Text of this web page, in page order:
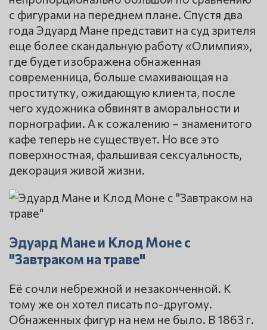
с фигурами на переднем плане. Спустя два
года Эдуард Мане представит на суд зрителя
еще более скандальную работу «Олимпия»,
где будет изображена обнаженная
современница, больше смахивающая на
проститутку, ожидающую клиента, после
чего художника обвинят в аморальности и
порнографии. А к сожалению – знаменитого
кафе теперь не существует. Но все это
поверхностная, фальшивая сексуальность,
декорация живой жизни.
Эдуард Мане и Клод Моне с
"Завтраком на траве"
Её сочли небрежной и незаконченной. К
тому же он хотел писать по-другому.
Обнаженных фигур на нем не было. В 1863 г.